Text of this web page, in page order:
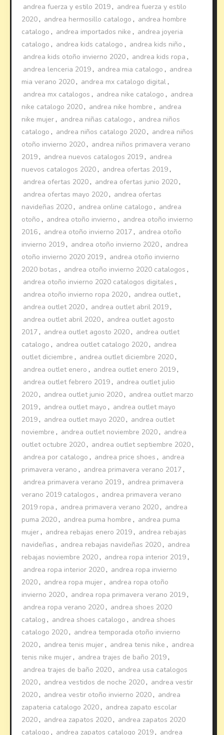
andrea fuerza y estilo 2019 , andrea fuerza y estilo
2020 , andrea hermosillo catalogo , andrea hombre
catalogo , andrea importados nike , andrea joyeria
catalogo , andrea kids catalogo , andrea kids niño ,
andrea kids otoño invierno 2020 , andrea kids ropa ,
andrea lenceria 2019 , andrea mia catalogo , andrea
mia verano 2020 , andrea mx catalogo digital ,
andrea mx catalogos , andrea nike catalogo , andrea
nike catalogo 2020 , andrea nike hombre , andrea
nike mujer , andrea niñas catalogo , andrea niños
catalogo , andrea niños catalogo 2020 , andrea niños
otoño invierno 2020 , andrea niños primavera verano
2019 , andrea nuevos catalogos 2019 , andrea
nuevos catalogos 2020 , andrea ofertas 2019 ,
andrea ofertas 2020 , andrea ofertas junio 2020 ,
andrea ofertas mayo 2020 , andrea ofertas
navideñas 2020 , andrea online catalogo , andrea
otoño , andrea otoño invierno , andrea otoño invierno
2016 , andrea otoño invierno 2017 , andrea otoño
invierno 2019 , andrea otoño invierno 2020 , andrea
otoño invierno 2020 2019 , andrea otoño invierno
2020 botas , andrea otoño invierno 2020 catalogos ,
andrea otoño invierno 2020 catalogos digitales ,
andrea otoño invierno ropa 2020 , andrea outlet,
andrea outlet 2020 , andrea outlet abril 2019 ,
andrea outlet abril 2020 , andrea outlet agosto
2017 , andrea outlet agosto 2020 , andrea outlet
catalogo , andrea outlet catalogo 2020 , andrea
outlet diciembre , andrea outlet diciembre 2020 ,
andrea outlet enero , andrea outlet enero 2019 ,
andrea outlet febrero 2019 , andrea outlet julio
2020 , andrea outlet junio 2020 , andrea outlet marzo
2019 , andrea outlet mayo , andrea outlet mayo
2019 , andrea outlet mayo 2020 , andrea outlet
noviembre , andrea outlet noviembre 2020 , andrea
outlet octubre 2020 , andrea outlet septiembre 2020 ,
andrea por catalogo , andrea price shoes , andrea
primavera verano , andrea primavera verano 2017 ,
andrea primavera verano 2019 , andrea primavera
verano 2019 catalogos , andrea primavera verano
2019 ropa , andrea primavera verano 2020 , andrea
puma 2020 , andrea puma hombre , andrea puma
mujer , andrea rebajas enero 2019 , andrea rebajas
navideñas , andrea rebajas navideñas 2020 , andrea
rebajas noviembre 2020 , andrea ropa interior 2019 ,
andrea ropa interior 2020 , andrea ropa invierno
2020 , andrea ropa mujer , andrea ropa otoño
invierno 2020 , andrea ropa primavera verano 2019 ,
andrea ropa verano 2020 , andrea shoes 2020
catalog , andrea shoes catalogo , andrea shoes
catalogo 2020 , andrea temporada otoño invierno
2020 , andrea tenis mujer , andrea tenis nike , andrea
tenis nike mujer , andrea trajes de baño 2019 ,
andrea trajes de baño 2020 , andrea usa catalogos
2020 , andrea vestidos de noche 2020 , andrea vestir
2020 , andrea vestir otoño invierno 2020 , andrea
zapateria catalogo 2020 , andrea zapato escolar
2020 , andrea zapatos 2020 , andrea zapatos 2020
catalogo , andrea zapatos catalogo 2019 , andrea